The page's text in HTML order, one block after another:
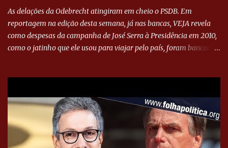
As delações da Odebrecht atingiram em cheio o PSDB. Em
reportagem na edição desta semana, já nas bancas, VEJA revela
como despesas da campanha de José Serra à Presidência em 2010,
como o jatinho que ele usou para viajar pelo país, foram bancadas
Executiva Nacional do PSDB (Valter Campanato/Agência Brasil) O
texto também põe fim a um mistério: três fontes confirmaram à
revista que o codinome “santo” que aparece em planilhas da
empreiteira refere-se ao governador de São Paulo, Geraldo
Alckmin (PSDB) — nenhum deles, no entanto, disse ter negociado